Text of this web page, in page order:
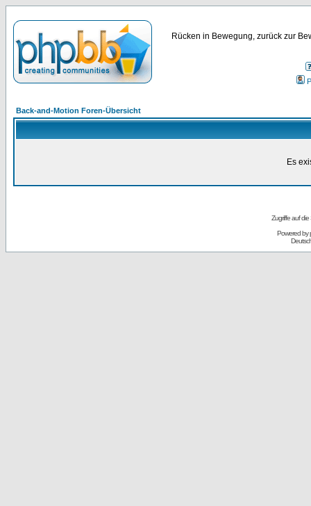
Rücken in Bewegung, zurück zur
Back-and-Motion Foren-Übersicht
Es
Zugriffe auf
Powered by